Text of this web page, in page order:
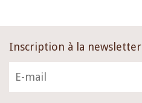
Inscription à la newsletter